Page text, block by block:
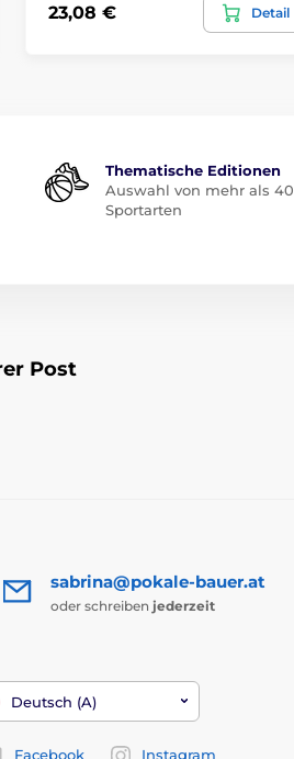
23,08 € Detail
Thematische Editionen
Auswahl von mehr als 40
Sportarten
Post
sabrina@pokale-bauer.at
oder schreiben jederzeit
Deutsch (A)
Facebook Instagram